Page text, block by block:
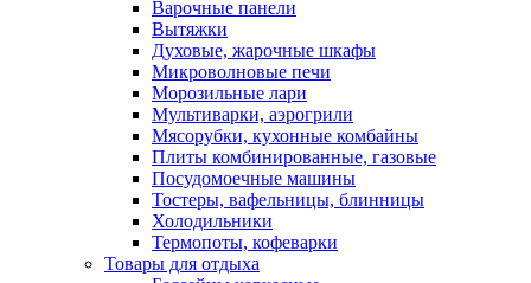
Варочные панели
Вытяжки
Духовые, жарочные шкафы
Микроволновые печи
Морозильные лари
Мультиварки, аэрогрили
Мясорубки, кухонные комбайны
Плиты комбинированные, газовые
Посудомоечные машины
Тостеры, вафельницы, блинницы
Холодильники
Термопоты, кофеварки
Товары для отдыха